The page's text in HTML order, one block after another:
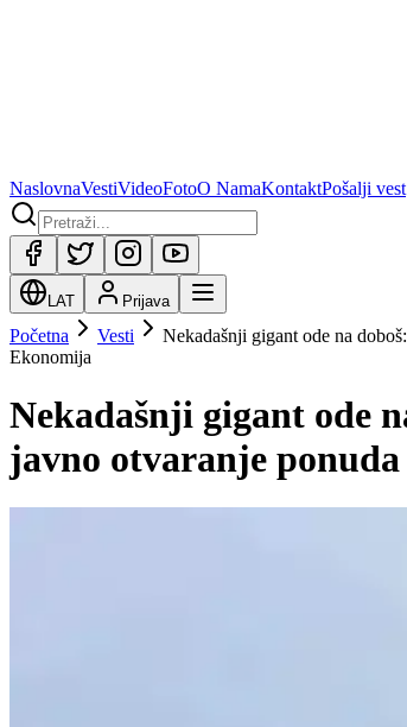
NaslovnaVestiVideoFotoO NamaKontaktPošalji vest
LAT Prijava
Početna Vesti
Nekadašnji gigant ode na
Ekonomija
Nekadašnji gigant ode
javno otvaranje